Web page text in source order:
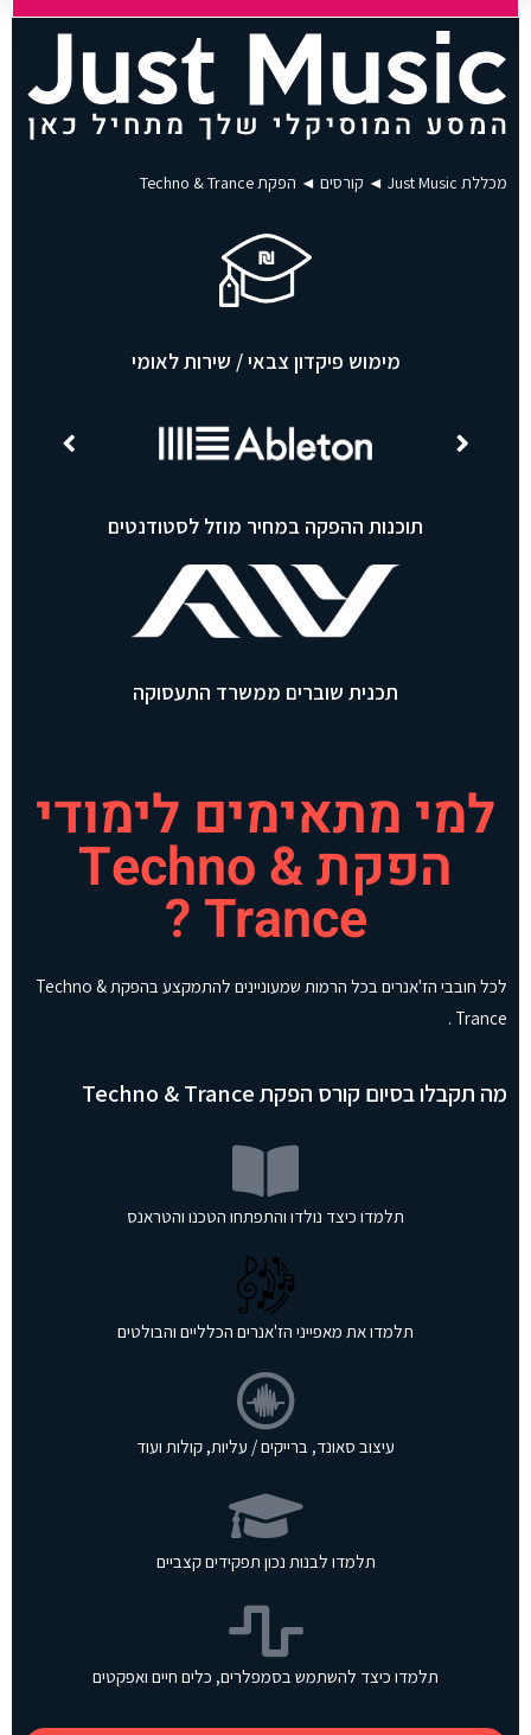
ן
מכללת Just Music ◄ קורסים ◄ הפקת Techno & Trance
מימוש פיקדון צבאי / שירות לאומי
תוכנות ההפקה במחיר מוזל לסטודנטים
תכנית שוברים ממשרד התעסוקה
למי מתאימים לימודי
הפקת Techno &
Trance ?
לכל חובבי הז'אנרים בכל הרמות שמעוניינים להתמקצע בהפקת Techno &
Trance .
מה תקבלו בסיום קורס הפקת Techno & Trance
תלמדו כיצד נולדו והתפתחו הטכנו והטראנס
תלמדו את מאפייני הז'אנרים הכלליים והבולטים
עיצוב סאונד, ברייקים / עליות, קולות ועוד
תלמדו לבנות נכון תפקידים קצביים
תלמדו כיצד להשתמש בסמפלרים, כלים חיים ואפקטים